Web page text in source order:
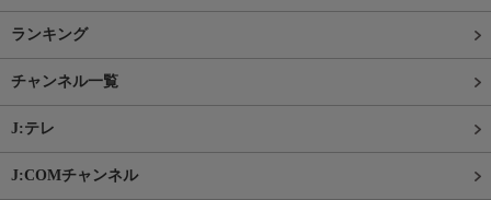
ランキング
チャンネル一覧
J:テレ
J:COMチャンネル